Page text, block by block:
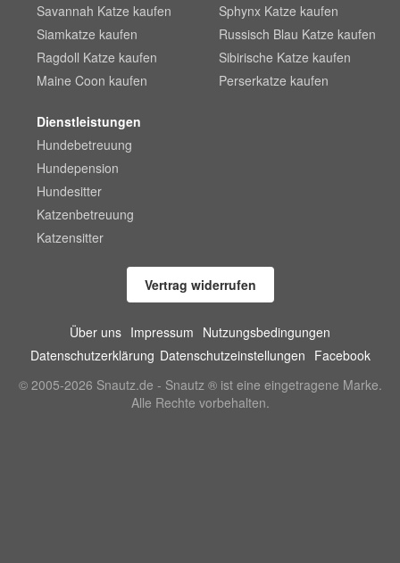
Savannah Katze kaufen
Siamkatze kaufen
Ragdoll Katze kaufen
Maine Coon kaufen
Sphynx Katze kaufen
Russisch Blau Katze kaufen
Sibirische Katze kaufen
Perserkatze kaufen
Dienstleistungen
Hundebetreuung
Hundepension
Hundesitter
Katzenbetreuung
Katzensitter
Vertrag widerrufen
Über uns Impressum Nutzungsbedingungen
Datenschutzerklärung Datenschutzeinstellungen Facebook
© 2005-2026 Snautz.de - Snautz ® ist eine eingetragene Marke.
Alle Rechte vorbehalten.